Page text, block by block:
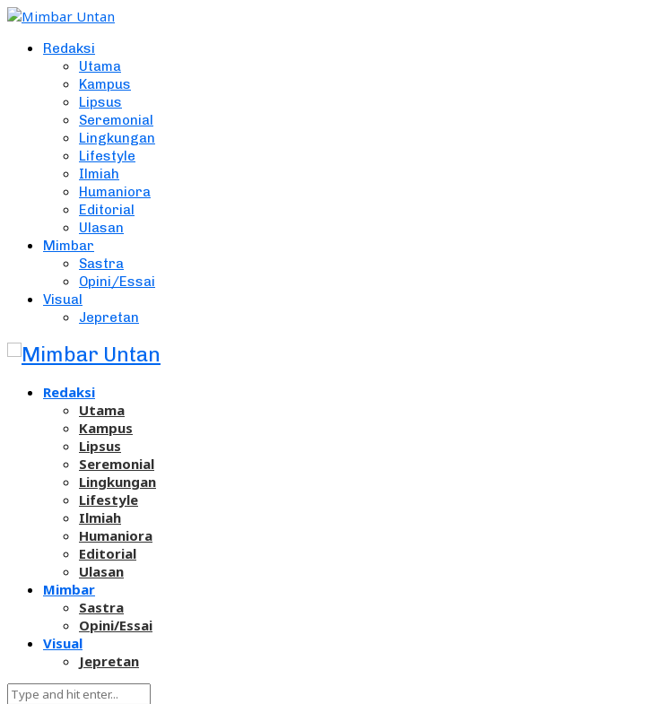
Redaksi
Utama
Kampus
Lipsus
Seremonial
Lingkungan
Lifestyle
Ilmiah
Humaniora
Editorial
Ulasan
Mimbar
Sastra
Opini/Essai
Visual
Jepretan
Redaksi
Utama
Kampus
Lipsus
Seremonial
Lingkungan
Lifestyle
Ilmiah
Humaniora
Editorial
Ulasan
Mimbar
Sastra
Opini/Essai
Visual
Jepretan